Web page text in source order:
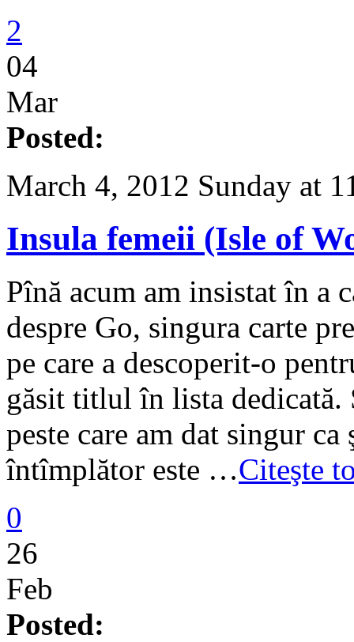
2
04
Mar
Posted:
March 4, 2012 Sunday at
Insula femeii (Isle of
Pînă acum am insistat în a
despre Go, singura carte
pe care a descoperit-o
găsit titlul în lista dedicată.
peste care am dat singur
întîmplător este …Citeşte
0
26
Feb
Posted: